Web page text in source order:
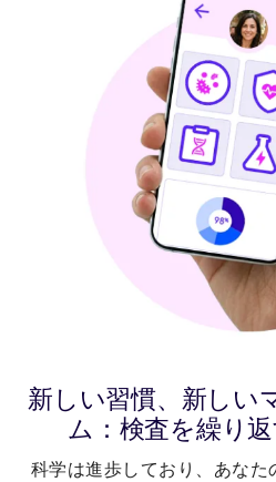
新しい習慣、新しい
ム：検査を繰り
科学は進歩しており、あなた